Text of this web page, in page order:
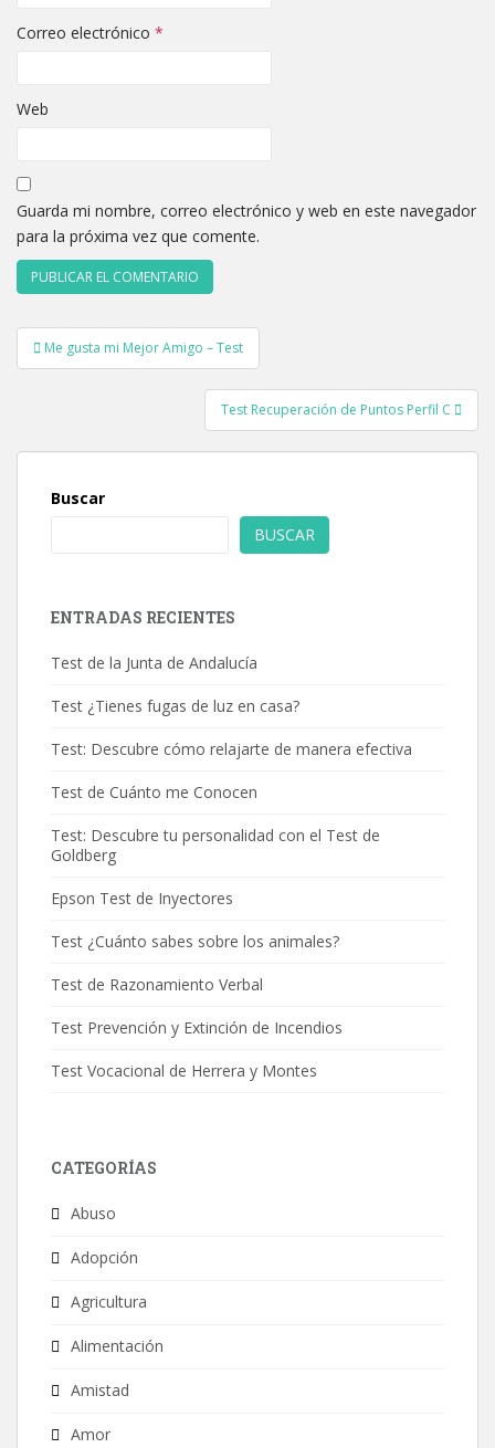
Correo electrónico *
Web
Guarda mi nombre, correo electrónico y web en este navegador
para la próxima vez que comente.
Navegación
de
Me gusta mi Mejor Amigo – Test
Test Recuperación de Puntos Perfil C
Buscar
BUSCAR
ENTRADAS RECIENTES
Test de la Junta de Andalucía
Test ¿Tienes fugas de luz en casa?
Test: Descubre cómo relajarte de manera efectiva
Test de Cuánto me Conocen
Test: Descubre tu personalidad con el Test de
Goldberg
Epson Test de Inyectores
Test ¿Cuánto sabes sobre los animales?
Test de Razonamiento Verbal
Test Prevención y Extinción de Incendios
Test Vocacional de Herrera y Montes
CATEGORÍAS
Abuso
Adopción
Agricultura
Alimentación
Amistad
Amor